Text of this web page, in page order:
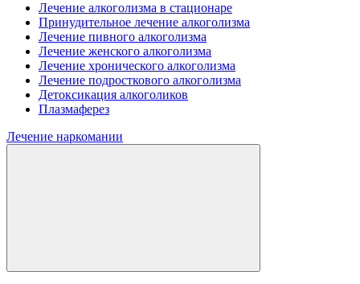
Лечение алкоголизма в стационаре
Принудительное лечение алкоголизма
Лечение пивного алкоголизма
Лечение женского алкоголизма
Лечение хронического алкоголизма
Лечение подросткового алкоголизма
Детоксикация алкоголиков
Плазмаферез
Лечение наркомании